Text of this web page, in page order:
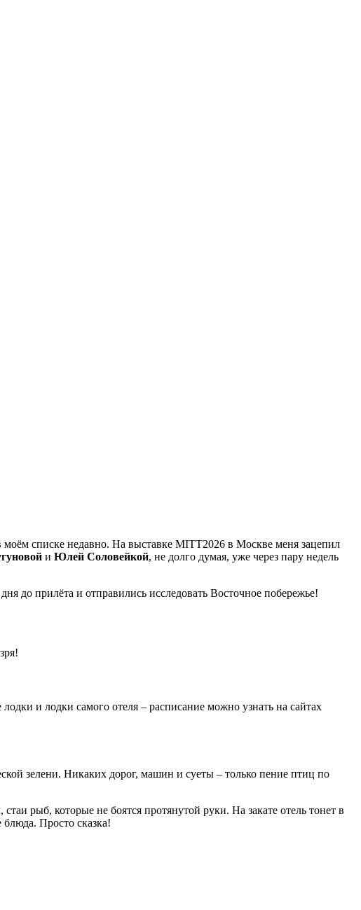
моём списке недавно. На выставке MITT2026 в Москве меня зацепил
и Юлей Соловейкой, не долго думая, уже через пару недель
дня до прилёта и отправились исследовать Восточное побережье!
и лодки самого отеля – расписание можно узнать на сайтах
зелени. Никаких дорог, машин и суеты – только пение птиц по
стаи рыб, которые не боятся протянутой руки. На закате отель тонет в
Просто сказка!